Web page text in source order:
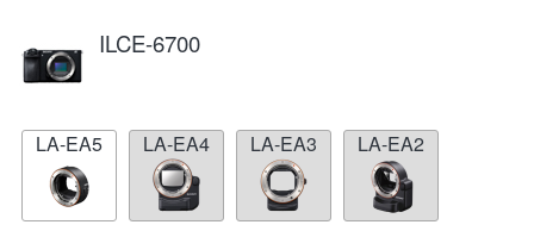
ILCE-6700
LA-EA5 LA-EA4 LA-EA3 LA-EA2